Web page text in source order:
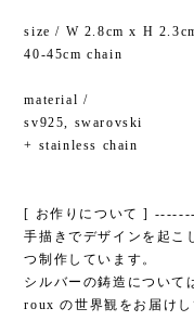
size / W 2.8cm x H
40-45cm chain
material /
sv925, swarovski
+ stainless chain
[ お作りについて ]
手描きでデザインを起こ
つ制作しています。
シルバーの鋳造について
roux の世界観をお届けし